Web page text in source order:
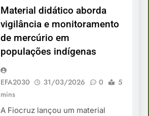
Material didático aborda
vigilância e monitoramento
de mercúrio em
populações indígenas
EFA2030 31/03/2026 0
5
mins
A Fiocruz lançou um material